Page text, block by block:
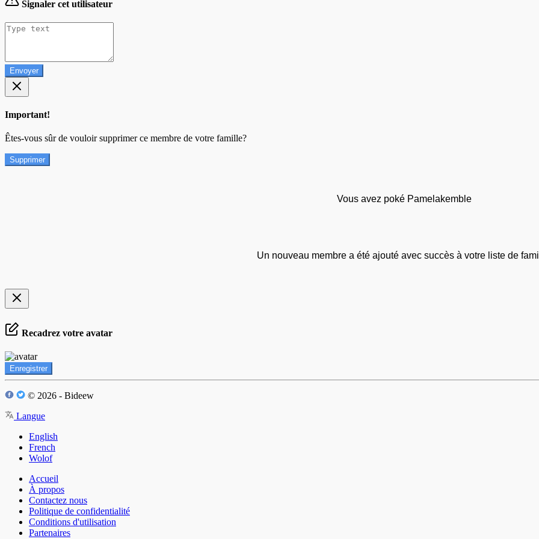
Signaler cet utilisateur
Envoyer
Important!
Êtes-vous sûr de vouloir supprimer ce membre de votre famille?
Supprimer
Vous avez poké Pamelakemble
Un nouveau membre a été ajouté avec succès à votre liste de
Recadrez votre avatar
Enregistrer
© 2026 - Bideew
Langue
English
French
Wolof
Accueil
À propos
Contactez nous
Politique de confidentialité
Conditions d'utilisation
Partenaires